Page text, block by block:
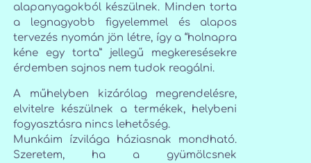
alapanyagokból készülnek. Minden torta
a legnagyobb figyelemmel és alapos
tervezés nyomán jön létre, így a “holnapra
kéne egy torta” jellegű megkeresésekre
érdemben sajnos nem tudok reagálni.
A műhelyben kizárólag megrendelésre,
elvitelre készülnek a termékek, helybeni
fogyasztásra nincs lehetőség.
Munkáim ízvilága háziasnak mondható.
Szeretem, ha a gyümölcsnek